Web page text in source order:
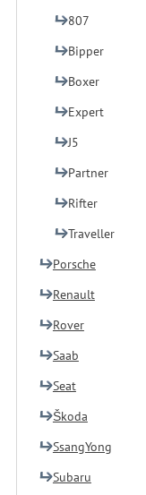
807
Bipper
Boxer
Expert
J5
Partner
Rifter
Traveller
Porsche
Renault
Rover
Saab
Seat
Škoda
SsangYong
Subaru